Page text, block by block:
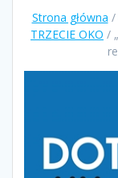
Strona główna /
TRZECIE OKO /